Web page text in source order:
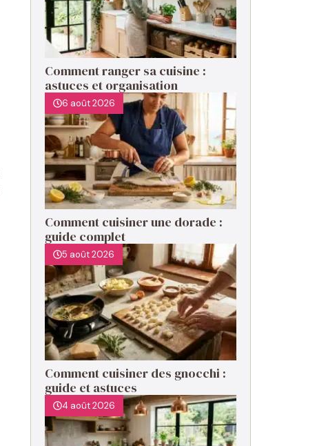
Comment ranger sa cuisine :
astuces et organisation
6 août 2026
Comment cuisiner une dorade :
guide complet
5 août 2026
Comment cuisiner des gnocchi :
guide et astuces
4 août 2026